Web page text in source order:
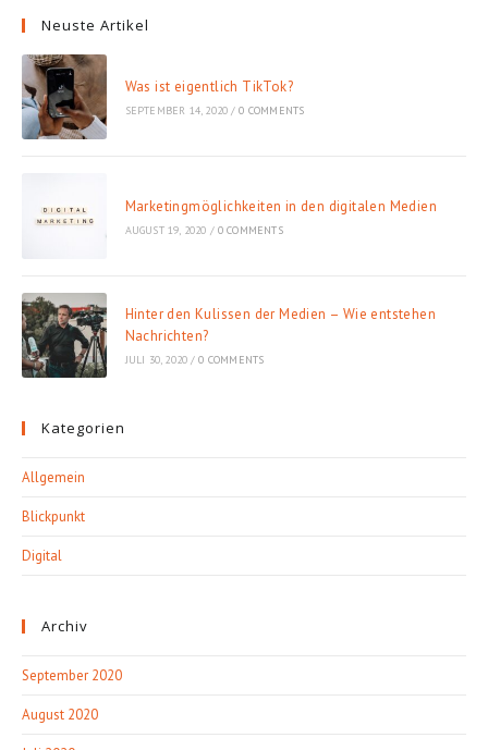
Neuste Artikel
Was ist eigentlich TikTok?
SEPTEMBER 14, 2020 / 0 COMMENTS
Marketingmöglichkeiten in den digitalen Medien
AUGUST 19, 2020 / 0 COMMENTS
Hinter den Kulissen der Medien – Wie entstehen
Nachrichten?
JULI 30, 2020 / 0 COMMENTS
Kategorien
Allgemein
Blickpunkt
Digital
Archiv
September 2020
August 2020